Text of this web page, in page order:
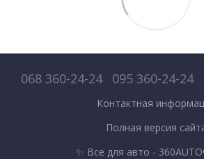
068 360-24-24 095 360-24-24
Контактная
Полная версия
✨ Все для авто -